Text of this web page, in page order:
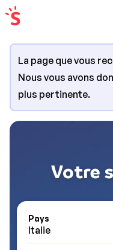
La page que vous
Nous vous avons
plus pertinente.
Votre
Pays
Italie